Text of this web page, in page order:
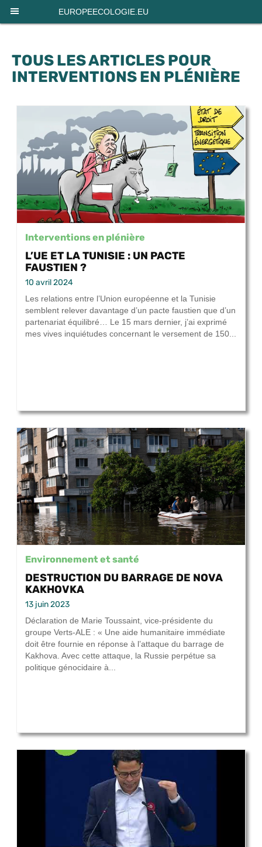
EUROPEECOLOGIE.EU
TOUS LES ARTICLES POUR
INTERVENTIONS EN PLÉNIÈRE
Interventions en plénière
L’UE ET LA TUNISIE : UN PACTE
FAUSTIEN ?
10 avril 2024
Les relations entre l’Union européenne et la Tunisie
semblent relever davantage d’un pacte faustien que d’un
partenariat équilibré… Le 15 mars dernier, j’ai exprimé
mes vives inquiétudes concernant le versement de 150...
Environnement et santé
DESTRUCTION DU BARRAGE DE NOVA
KAKHOVKA
13 juin 2023
Déclaration de Marie Toussaint, vice-présidente du
groupe Verts-ALE : « Une aide humanitaire immédiate
doit être fournie en réponse à l’attaque du barrage de
Kakhova. Avec cette attaque, la Russie perpétue sa
politique génocidaire à...